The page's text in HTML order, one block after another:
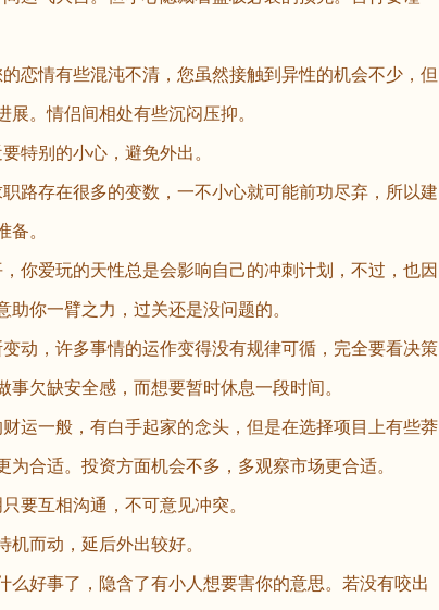
恋情有些混沌不清，您虽然接触到异性的机会不少，但
。情侣间相处有些沉闷压抑。
特别的小心，避免外出。
路存在很多的变数，一不小心就可能前功尽弃，所以建
。
你爱玩的天性总是会影响自己的冲刺计划，不过，也因
你一臂之力，过关还是没问题的。
动，许多事情的运作变得没有规律可循，完全要看决策
欠缺安全感，而想要暂时休息一段时间。
运一般，有白手起家的念头，但是在选择项目上有些莽
合适。投资方面机会不多，多观察市场更合适。
要互相沟通，不可意见冲突。
机而动，延后外出较好。
么好事了，隐含了有小人想要害你的意思。若没有咬出